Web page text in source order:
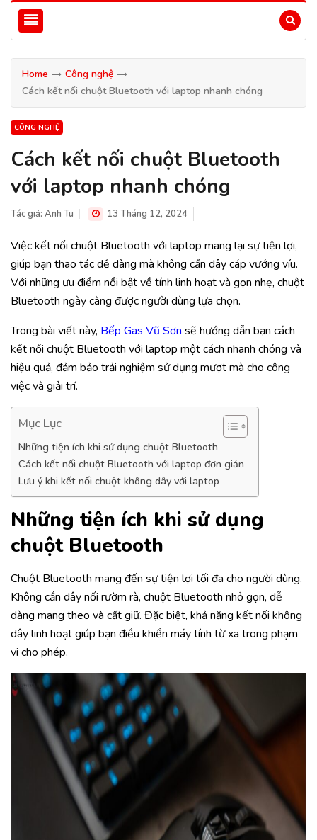
Home
Công nghệ
Cách kết nối chuột Bluetooth với laptop nhanh chóng
CÔNG NGHỆ
Cách kết nối chuột Bluetooth
với laptop nhanh chóng
Tác giả: Anh Tu 13 Tháng 12, 2024
Việc kết nối chuột Bluetooth với laptop mang lại sự tiện lợi,
giúp bạn thao tác dễ dàng mà không cần dây cáp vướng víu.
Với những ưu điểm nổi bật về tính linh hoạt và gọn nhẹ, chuột
Bluetooth ngày càng được người dùng lựa chọn.
Trong bài viết này, Bếp Gas Vũ Sơn sẽ hướng dẫn bạn cách
kết nối chuột Bluetooth với laptop một cách nhanh chóng và
hiệu quả, đảm bảo trải nghiệm sử dụng mượt mà cho công
việc và giải trí.
Mục Lục
Những tiện ích khi sử dụng chuột Bluetooth
Cách kết nối chuột Bluetooth với laptop đơn giản
Lưu ý khi kết nối chuột không dây với laptop
Những tiện ích khi sử dụng
chuột Bluetooth
Chuột Bluetooth mang đến sự tiện lợi tối đa cho người dùng.
Không cần dây nối rườm rà, chuột Bluetooth nhỏ gọn, dễ
dàng mang theo và cất giữ. Đặc biệt, khả năng kết nối không
dây linh hoạt giúp bạn điều khiển máy tính từ xa trong phạm
vi cho phép.